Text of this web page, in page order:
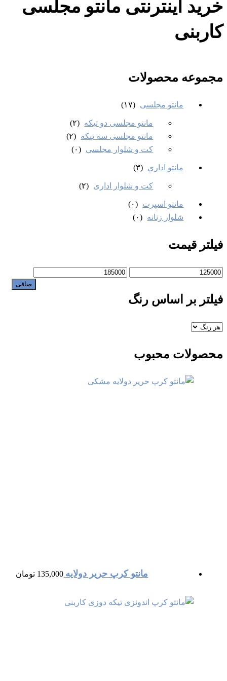
خرید اینترنتی مانتو مجلسی
کاربنی
مجموعه محصولات
مانتو مجلسی (۱۷)
مانتو مجلسی دو تیکه (۲)
مانتو مجلسی سه تیکه (۲)
کت و شلوار مجلسی (۰)
مانتو اداری (۳)
کت و شلوار اداری (۲)
مانتو اسپرت (۰)
شلوار زنانه (۰)
فیلتر قیمت
صافی
فیلتر بر اساس رنگ
محصولات محبوب
مانتو کرپ حریر دولایه 135,000 تومان